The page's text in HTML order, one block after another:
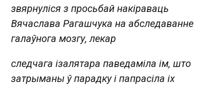
звярнуліся з просьбай накіраваць
Вячаслава Рагашчука на абследаванне
галаўнога мозгу, лекар
следчага ізалятара паведаміла ім, што
затрыманы ў парадку і папрасіла іх